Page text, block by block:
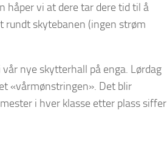
håper vi at dere tar dere tid til å
rundt skytebanen (ingen strøm
nye skytterhall på enga. Lørdag
«vårmønstringen». Det blir
i hver klasse etter plass siffer